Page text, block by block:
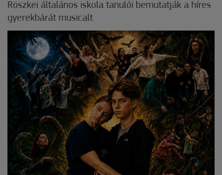
Röszkei általános iskola tanulói bemutatják a híres
gyerekbárát musicalt